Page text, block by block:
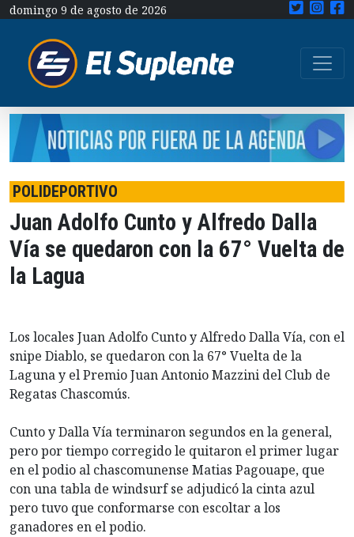
domingo 9 de agosto de 2026
POLIDEPORTIVO
Juan Adolfo Cunto y Alfredo Dalla
Vía se quedaron con la 67° Vuelta de
la Lagua
Los locales Juan Adolfo Cunto y Alfredo Dalla Vía, con el
snipe Diablo, se quedaron con la 67° Vuelta de la
Laguna y el Premio Juan Antonio Mazzini del Club de
Regatas Chascomús.
Cunto y Dalla Vía terminaron segundos en la general,
pero por tiempo corregido le quitaron el primer lugar
en el podio al chascomunense Matias Pagouape, que
con una tabla de windsurf se adjudicó la cinta azul
pero tuvo que conformarse con escoltar a los
ganadores en el podio.